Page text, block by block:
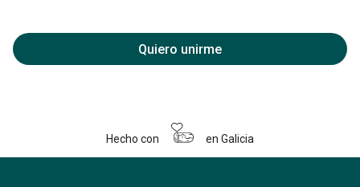
Quiero unirme
Hecho con en Galicia